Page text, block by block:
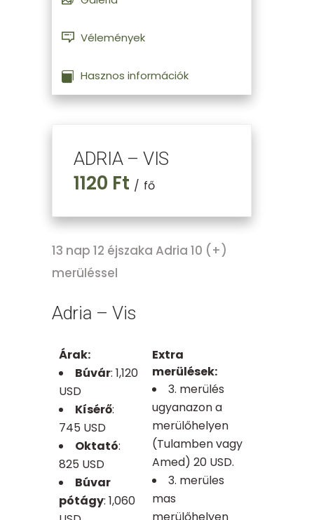
Vélemények
Hasznos információk
ADRIA – VIS
1120 Ft fő
13 nap 12 éjszaka Adria 10 (+)
merüléssel
Adria – Vis
Árak:
Búvár: 1,120
USD
Kísérő:
745 USD
Oktató:
825 USD
Búvar
pótágy: 1,060
Extra
merülések:
3. merülés
ugyanazon a
merülőhelyen
(Tulamben vagy
Amed) 20 USD.
3. merüles
mas